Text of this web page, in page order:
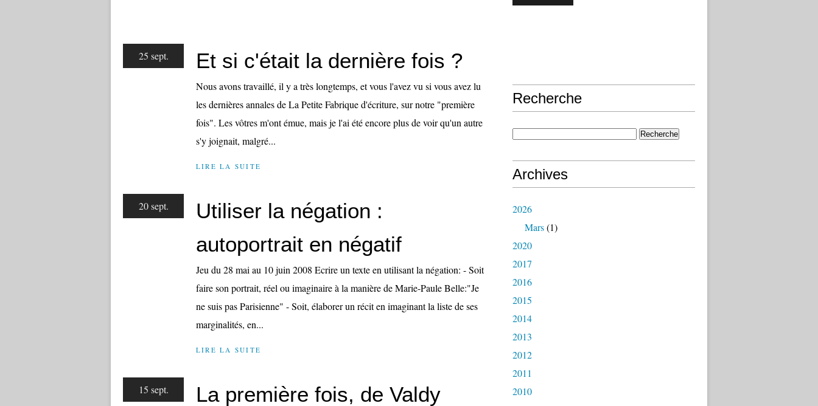
25 sept. Et si c'était la dernière fois ?
Nous avons travaillé, il y a très longtemps, et vous l'avez vu si vous avez lu
les dernières annales de La Petite Fabrique d'écriture, sur notre "première
fois". Les vôtres m'ont émue, mais je l'ai été encore plus de voir qu'un autre
s'y joignait, malgré...
LIRE LA SUITE
20 sept.
Utiliser la négation :
autoportrait en négatif
Jeu du 28 mai au 10 juin 2008 Ecrire un texte en utilisant la négation: - Soit
faire son portrait, réel ou imaginaire à la manière de Marie-Paule Belle:"Je
ne suis pas Parisienne" - Soit, élaborer un récit en imaginant la liste de ses
marginalités, en...
LIRE LA SUITE
15 sept. La première fois, de Valdy
Recherche
Archives
2026
Mars(1)
2020
2017
2016
2015
2014
2013
2012
2011
2010